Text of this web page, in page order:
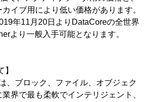
イブ用により低い価格があります。
年11月20日よりDataCoreの全世界
より一般入手可能となります。
】
、ブロック、ファイル、オブジェク
業界で最も柔軟でインテリジェント、